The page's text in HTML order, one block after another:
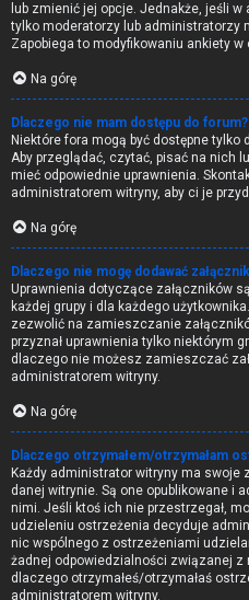
lub zmienić jej opcje. Jednakże, jeśli w
tylko moderatorzy lub administratorzy
Zapobiega to modyfikowaniu ankiety
Na górę
Dlaczego nie mam dostępu do forum?
Niektóre fora mogą być dostępne tylko
Aby przeglądać, czytać, pisać na nich
mieć odpowiednie uprawnienia.
administratorem witryny, aby ci je
Na górę
Dlaczego nie mogę dodawać
Uprawnienia dotyczące załączników
każdej grupy i dla każdego
zezwolić na zamieszczanie
przyznał uprawnienia tylko niektórym
dlaczego nie możesz zamieszczać
administratorem witryny.
Na górę
Dlaczego otrzymałem/otrzymałam
Każdy administrator witryny ma swoje
danej witrynie. Są one opublikowane i
nimi. Jeśli ktoś ich nie przestrzegał,
udzieleniu ostrzeżenia decyduje
nic wspólnego z ostrzeżeniami
żadnej odpowiedzialności związanej
dlaczego otrzymałeś/otrzymałaś
administratorem witryny.